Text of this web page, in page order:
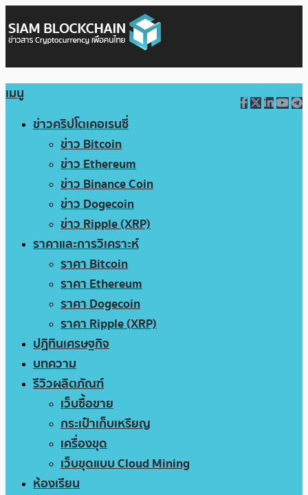
เมนู
ข่าวคริปโตเคอเรนซี่
ข่าว Bitcoin
ข่าว Ethereum
ข่าว Binance Coin
ข่าว Dogecoin
ข่าว Ripple (XRP)
ราคาและการวิเคราะห์
ราคา Bitcoin
ราคา Ethereum
ราคา Dogecoin
ราคา Ripple (XRP)
ปฏิทินเศรษฐกิจ
บทความ
รีวิวผลิตภัณฑ์
เว็บซื้อขาย
กระเป๋าเก็บเหรียญ
เครื่องขุด
เว็บขุดแบบ Cloud Mining
ห้องเรียน